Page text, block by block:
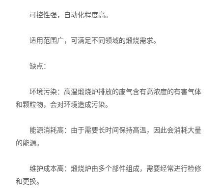
可控性强，自动化程度高。
适用范围广，可满足不同领域的煅烧需求。
缺点：
环境污染：高温煅烧炉排放的废气含有高浓度的有害气体
和颗粒物，会对环境造成污染。
能源消耗高：由于需要长时间保持高温，因此会消耗大量
的能源。
维护成本高：煅烧炉由多个部件组成，需要经常进行检修
和更换。